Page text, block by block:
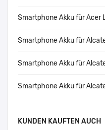
Smartphone Akku für Acer
Smartphone Akku für
Smartphone Akku für
Smartphone Akku für
KUNDEN KAUFTEN AUCH